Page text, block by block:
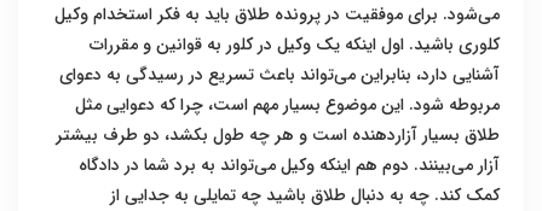
می‌شود. برای موفقیت در پرونده طلاق باید به فکر استخدام وکیل
کلوری باشید. اول اینکه یک وکیل در کلور به قوانین و مقررات
آشنایی دارد، بنابراین می‌تواند باعث تسریع در رسیدگی به دعوای
مربوطه شود. این موضوع بسیار مهم است، چرا که دعوایی مثل
طلاق بسیار آزاردهنده است و هر چه طول بکشد، دو طرف بیشتر
آزار می‌بینند. دوم هم اینکه وکیل می‌تواند به برد شما در دادگاه
کمک کند. چه به دنبال طلاق باشید چه تمایلی به جدایی از